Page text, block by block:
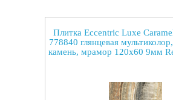
Плитка Eccentric Luxe
778840 глянцевая
камень, мрамор 120x60 9мм